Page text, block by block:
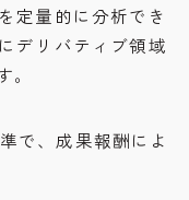
定量的に分析でき
デリバティブ領域
で、成果報酬によ